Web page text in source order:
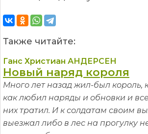
Также читайте:
Ганс Христиан АНДЕРСЕН
Новый наряд короля
Много лет назад жил-был король,
как любил наряды и обновки и
них тратил. И к солдатам своим
выезжал либо в лес на прогулку